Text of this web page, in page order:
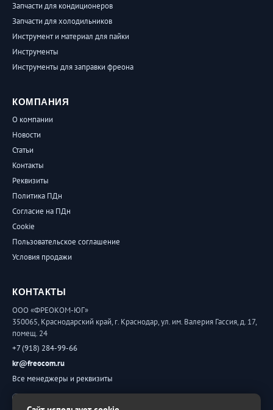
Запчасти для кондиционеров
Запчасти для холодильников
Инструмент и материал для пайки
Инструменты
Инструменты для заправки фреона
КОМПАНИЯ
О компании
Новости
Статьи
Контакты
Реквизиты
Политика ПДн
Согласие на ПДн
Cookie
Пользовательское соглашение
Условия продажи
КОНТАКТЫ
ООО «ФРЕОКОМ-ЮГ»
350065, Краснодарский край, г. Краснодар, ул. им. Валерия Гассия, д. 17,
помещ. 24
+7 (918) 284-99-66
kr@freocom.ru
Все менеджеры и реквизиты
Обратная связь